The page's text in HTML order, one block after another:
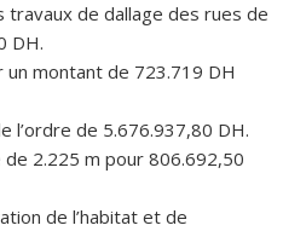
travaux de dallage des rues de
DH.
un montant de 723.719 DH
l’ordre de 5.676.937,80 DH.
2.225 m pour 806.692,50
de l’habitat et de